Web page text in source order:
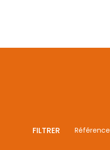
FILTRER Référence